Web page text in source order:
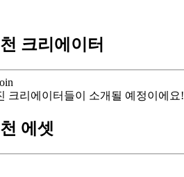
크리에이터
크리에이터들이 소개될 예정이에요!
에셋